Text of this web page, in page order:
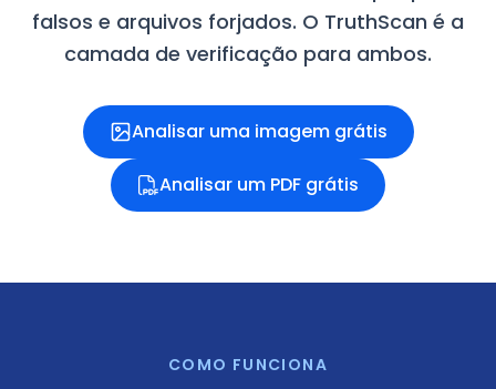
falsos e arquivos forjados. O TruthScan é a
camada de verificação para ambos.
Analisar uma imagem grátis
Analisar um PDF grátis
COMO FUNCIONA